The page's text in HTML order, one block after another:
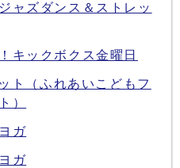
ャズダンス＆ストレッ
キックボクス金曜日
ト（ふれあいこどもフ
）
ガ
ガ